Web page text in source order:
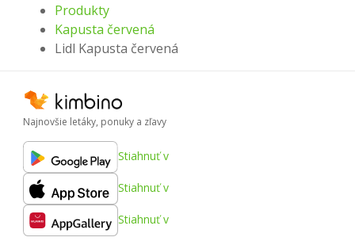
Produkty
Kapusta červená
Lidl Kapusta červená
Najnovšie letáky, ponuky a zľavy
Stiahnuť v
Stiahnuť v
Stiahnuť v